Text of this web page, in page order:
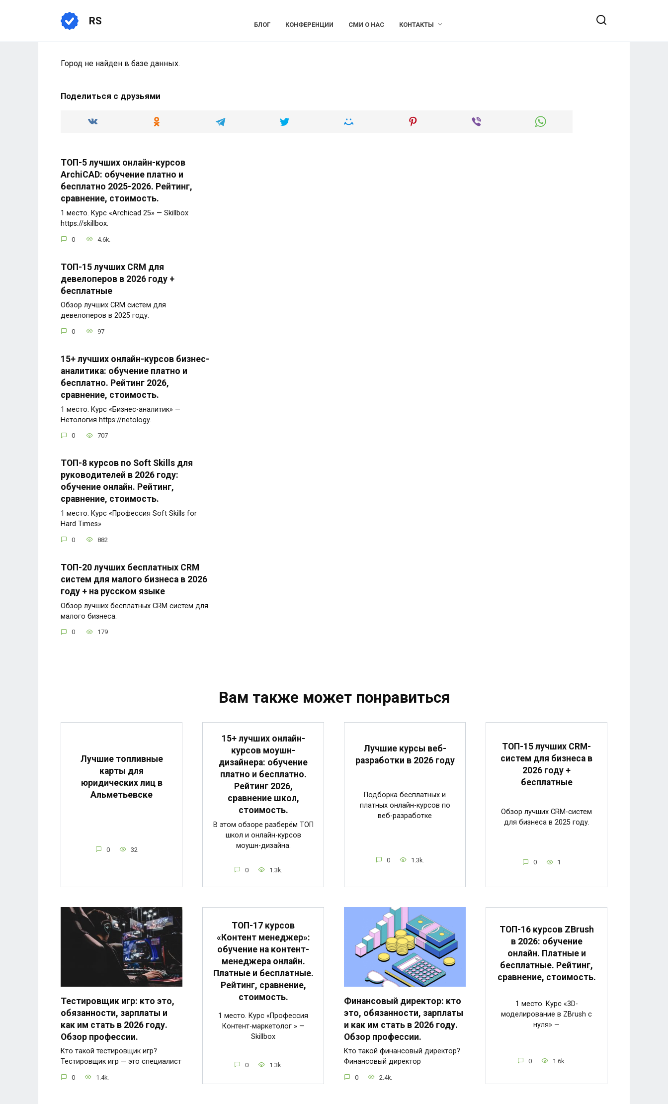
RS БЛОГ КОНФЕРЕНЦИИ СМИ О НАС КОНТАКТЫ
Город не найден в базе данных.
Поделиться с друзьями
ТОП-5 лучших онлайн-курсов
ArchiCAD: обучение платно и
бесплатно 2025-2026. Рейтинг,
сравнение, стоимость.
1 место. Курс «Archicad 25» — Skillbox
https://skillbox.
0 4.6k.
ТОП-15 лучших CRM для
девелоперов в 2026 году +
бесплатные
Обзор лучших CRM систем для
девелоперов в 2025 году.
0 97
15+ лучших онлайн-курсов бизнес-
аналитика: обучение платно и
бесплатно. Рейтинг 2026,
сравнение, стоимость.
1 место. Курс «Бизнес-аналитик» —
Нетология https://netology.
0 707
ТОП-8 курсов по Soft Skills для
руководителей в 2026 году:
обучение онлайн. Рейтинг,
сравнение, стоимость.
1 место. Курс «Профессия Soft Skills for
Hard Times»
0 882
ТОП-20 лучших бесплатных CRM
систем для малого бизнеса в 2026
году + на русском языке
Обзор лучших бесплатных CRM систем для
малого бизнеса.
0 179
Вам также может понравиться
Лучшие топливные
карты для
юридических лиц в
Альметьевске
0 32
15+ лучших онлайн-
курсов моушн-
дизайнера: обучение
платно и бесплатно.
Рейтинг 2026,
сравнение школ,
стоимость.
В этом обзоре разберём ТОП
школ и онлайн-курсов
моушн-дизайна.
0 1.3k.
Лучшие курсы веб-
разработки в 2026 году
Подборка бесплатных и
платных онлайн-курсов по
веб-разработке
0 1.3k.
ТОП-15 лучших CRM-
систем для бизнеса в
2026 году +
бесплатные
Обзор лучших CRM-систем
для бизнеса в 2025 году.
0 1
Тестировщик игр: кто это,
обязанности, зарплаты и
как им стать в 2026 году.
Обзор профессии.
Кто такой тестировщик игр?
Тестировщик игр — это специалист
0 1.4k.
ТОП-17 курсов
«Контент менеджер»:
обучение на контент-
менеджера онлайн.
Платные и бесплатные.
Рейтинг, сравнение,
стоимость.
1 место. Курс «Профессия
Контент-маркетолог » —
Skillbox
0 1.3k.
Финансовый директор: кто
это, обязанности, зарплаты
и как им стать в 2026 году.
Обзор профессии.
Кто такой финансовый директор?
Финансовый директор
0 2.4k.
ТОП-16 курсов ZBrush
в 2026: обучение
онлайн. Платные и
бесплатные. Рейтинг,
сравнение, стоимость.
1 место. Курс «3D-
моделирование в ZBrush с
нуля» —
0 1.6k.